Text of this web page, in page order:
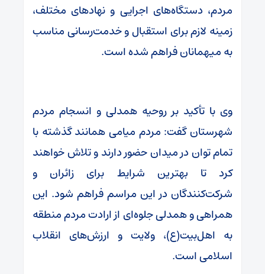
مردم، دستگاه‌های اجرایی و نهادهای مختلف،
زمینه لازم برای استقبال و خدمت‌رسانی مناسب
به میهمانان فراهم شده است.
وی با تأکید بر روحیه همدلی و انسجام مردم
شهرستان گفت: مردم میامی همانند گذشته با
تمام توان در میدان حضور دارند و تلاش خواهند
کرد تا بهترین شرایط برای زائران و
شرکت‌کنندگان در این مراسم فراهم شود. این
همراهی و همدلی جلوه‌ای از ارادت مردم منطقه
به اهل‌بیت(ع)، ولایت و ارزش‌های انقلاب
اسلامی است.